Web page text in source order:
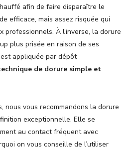
afin de faire disparaître le
efficace, mais assez risquée qui
professionnels. À l’inverse, la dorure
plus prisée en raison de ses
appliquée par dépôt
de dorure simple et
nous vous recommandons la dorure
exceptionnelle. Elle se
au contact fréquent avec
on vous conseille de l’utiliser